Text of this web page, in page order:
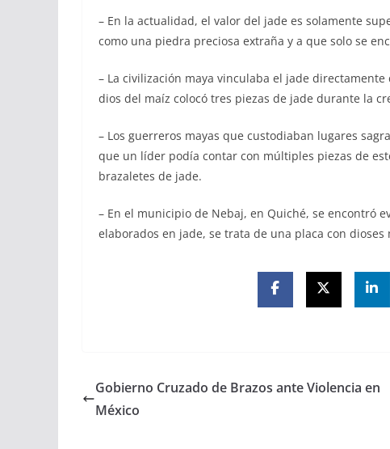
– En la actualidad, el valor del jade es solamente
como una piedra preciosa extraña y a que solo se
– La civilización maya vinculaba el jade
dios del maíz colocó tres piezas de jade durante la
– Los guerreros mayas que custodiaban lugares
que un líder podía contar con múltiples piezas de
brazaletes de jade.
– En el municipio de Nebaj, en Quiché, se encontró
elaborados en jade, se trata de una placa con dioses
Gobierno Cruzado de Brazos ante Violencia en
México